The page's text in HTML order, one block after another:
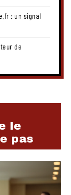
: un signal
de
le
pas